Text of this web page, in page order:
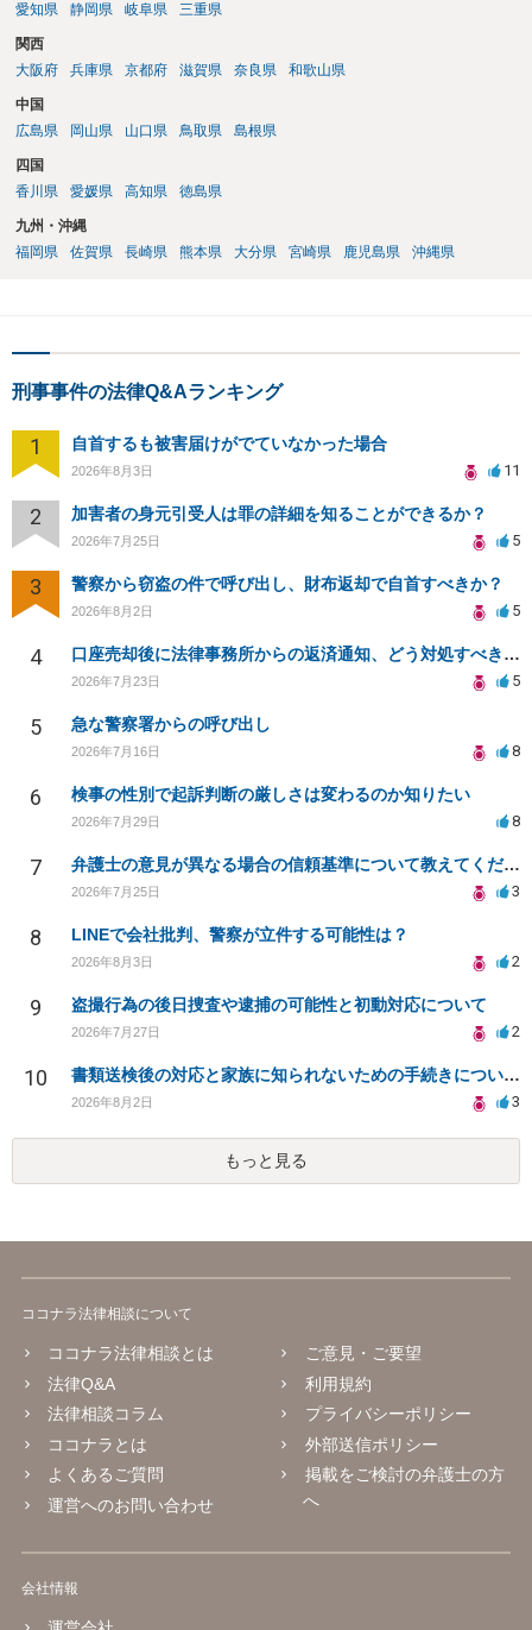
愛知県
静岡県 岐阜県 三重県
関西
大阪府
兵庫県 京都府 滋賀県 奈良県 和歌山県
中国
広島県
岡山県 山口県 鳥取県 島根県
四国
香川県
愛媛県 高知県 徳島県
九州・沖縄
福岡県
佐賀県 長崎県 熊本県 大分県 宮崎県 鹿児島県 沖縄県
刑事事件の法律Q&Aランキング
1 自首するも被害届けがでていなかった場合
2026年8月3日 11
2 加害者の身元引受人は罪の詳細を知ることができるか？
2026年7月25日 5
3 警察から窃盗の件で呼び出し、財布返却で自首すべきか？
2026年8月2日 5
4 口座売却後に法律事務所からの返済通知、どう対処すべきか？
2026年7月23日 5
5 急な警察署からの呼び出し
2026年7月16日 8
6 検事の性別で起訴判断の厳しさは変わるのか知りたい
2026年7月29日 8
7 弁護士の意見が異なる場合の信頼基準について教えてください
2026年7月25日 3
8 LINEで会社批判、警察が立件する可能性は？
2026年8月3日 2
9 盗撮行為の後日捜査や逮捕の可能性と初動対応について
2026年7月27日 2
10 書類送検後の対応と家族に知られないための手続きについて相談
2026年8月2日 3
もっと見る
ココナラ法律相談について
ココナラ法律相談とは
法律Q&A
法律相談コラム
ココナラとは
よくあるご質問
運営へのお問い合わせ
ご意見・ご要望
利用規約
プライバシーポリシー
外部送信ポリシー
掲載をご検討の弁護士の方
へ
会社情報